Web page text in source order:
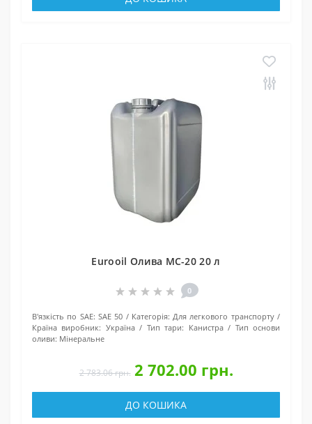
Eurooil Олива МС-20 20 л
0
В'язкість по SAE: SAE 50 Категорія: Для легкового транспорту
Країна виробник: Україна Тип тари: Канистра
Тип основи
оливи: Мінеральне
2 783.06 грн. 2 702.00 грн.
ДО КОШИКА